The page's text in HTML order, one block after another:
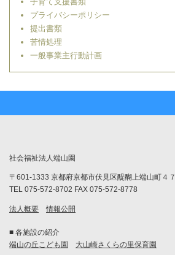
プライバシーポリシー
提出書類
苦情処理
一般事業主行動計画
社会福祉法人端山園
〒601-1333 京都府京都市伏見区醍醐上端山町４７
TEL 075-572-8702 FAX 075-572-8778
法人概要 情報公開
■ 各施設の紹介
端山の丘こども園
大山崎さくらの里保育園